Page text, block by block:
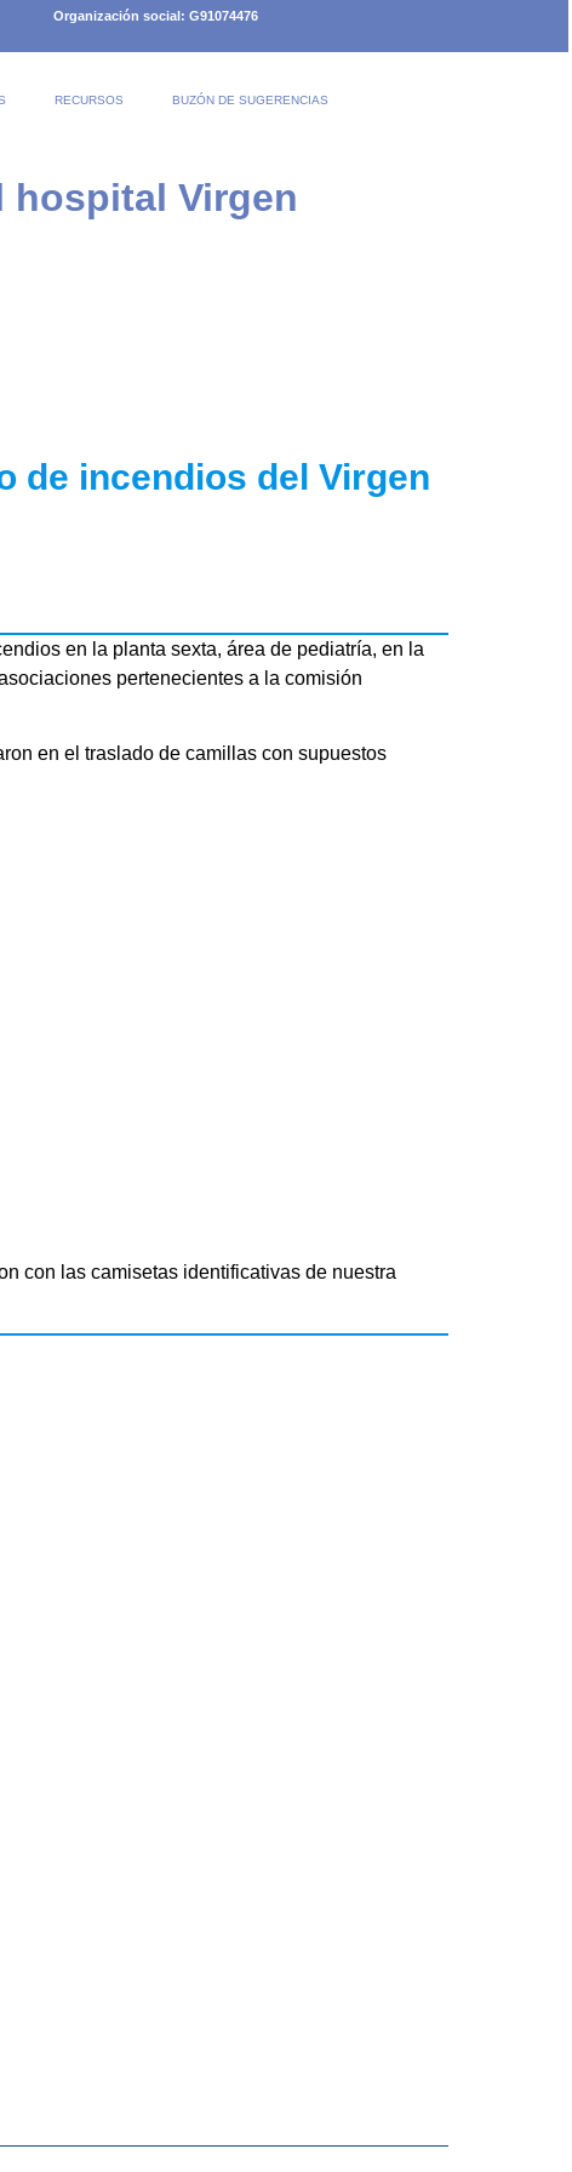
Organización social: G91074476
RECURSOS BUZÓN DE SUGERENCIAS
hospital Virgen
de incendios del Virgen
en la planta sexta, área de pediatría, en la
pertenecientes a la comisión
en el traslado de camillas con supuestos
con las camisetas identificativas de nuestra